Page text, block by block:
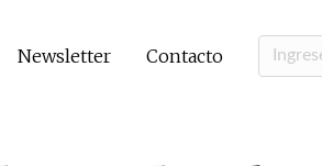
Newsletter Contacto